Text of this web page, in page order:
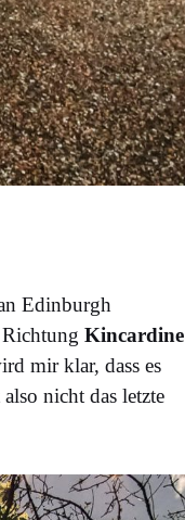
Edinburgh
Kincardine
mir klar, dass es
nicht das letzte